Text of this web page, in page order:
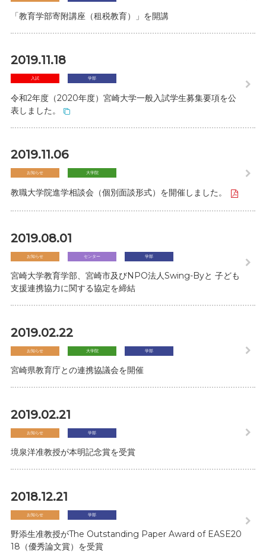
「教育学部寄附講座（租税教育）」を開講
2019.11.18
入試 学部
令和2年度（2020年度）宮崎大学一般入試学生募集要項を公
表しました。
2019.11.06
お知らせ 大学院
教職大学院進学相談会（個別面談形式）を開催しました。
2019.08.01
お知らせ センター 学部
宮崎大学教育学部、宮崎市及びNPO法人Swing-Byと 子ども
支援連携協力に関する協定を締結
2019.02.22
お知らせ 大学院 学部
宮崎県教育庁との連携協議会を開催
2019.02.21
お知らせ 学部
境泉洋准教授が本明記念賞を受賞
2018.12.21
お知らせ 学部
野添生准教授がThe Outstanding Paper Award of EASE20
18（優秀論文賞）を受賞